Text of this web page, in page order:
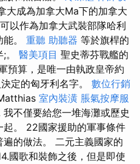
大成為加拿大Ma下的加拿大
以作為加拿大武裝部隊哈利
。 重聽 助聽器 等於旗桿的
。 醫美項目 聖史蒂芬戰艦的
預算，是唯一由執政皇帝約
定的匈牙利名字。 數位行銷
室內裝潢 脹氣按摩服
不僅要給您一堆海灘或歷史
。 22國家援助的軍事條件
的做法。 二元主義國家的
國歌和裝飾之後，但是即使